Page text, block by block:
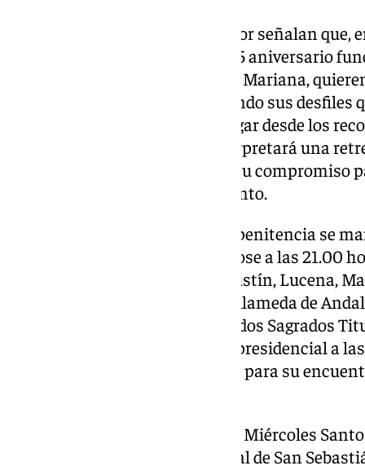
Desde la cofradía del Mayor Dolor señalan
corporación con motivo de su 75 aniversario
bendición de su Sagrada Titular Mariana,
más calles de la ciudad recordando sus
Legión y aquellos que tenían lugar desde los
dónde, a su paso, la Legión interpretará una
fundadores de la hermandad y su compromiso
acompañara cada Miércoles Santo.
Posteriormente, la estación de penitencia se
en horario y recorrido. Iniciándose a las 21.00
San Sebastián, Infante, San Agustín, Lucena,
Cantareros, San Luis (22.30h), Alameda de
desarrolla encuentro entre sus dos Sagrados
con paso por tribuna del guión presidencial a
San Sebastián a las 00.45 horas para su
Una jornada que, la cofradía del Miércoles
el interior de la iglesia parroquial de San